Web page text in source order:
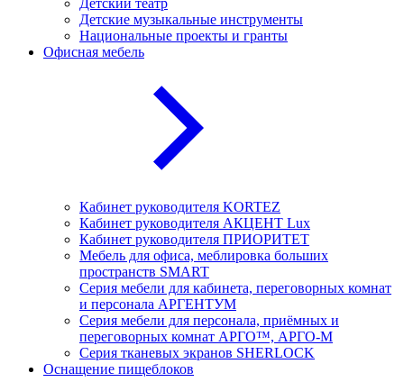
Детский театр
Детские музыкальные инструменты
Национальные проекты и гранты
Офисная мебель
Кабинет руководителя KORTEZ
Кабинет руководителя АКЦЕНТ Lux
Кабинет руководителя ПРИОРИТЕТ
Мебель для офиса, меблировка больших
пространств SMART
Серия мебели для кабинета, переговорных комнат
и персонала АРГЕНТУМ
Серия мебели для персонала, приёмных и
переговорных комнат АРГО™, АРГО-М
Серия тканевых экранов SHERLOCK
Оснащение пищеблоков